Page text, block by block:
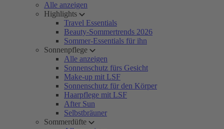
Alle anzeigen
Highlights
Travel Essentials
Beauty-Sommertrends 2026
Sommer-Essentials für ihn
Sonnenpflege
Alle anzeigen
Sonnenschutz fürs Gesicht
Make-up mit LSF
Sonnenschutz für den Körper
Haarpflege mit LSF
After Sun
Selbstbräuner
Sommerdüfte